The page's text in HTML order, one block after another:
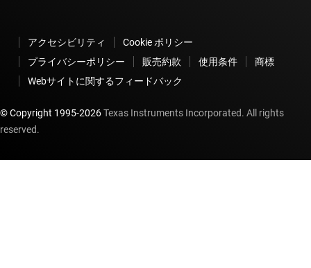
アクセシビリティ
Cookie ポリシー
プライバシーポリシー
販売約款 使用条件
商標
Webサイトに関するフィードバック
© Copyright 1995-2026Texas Instruments Incorporated. All rights
reserved.